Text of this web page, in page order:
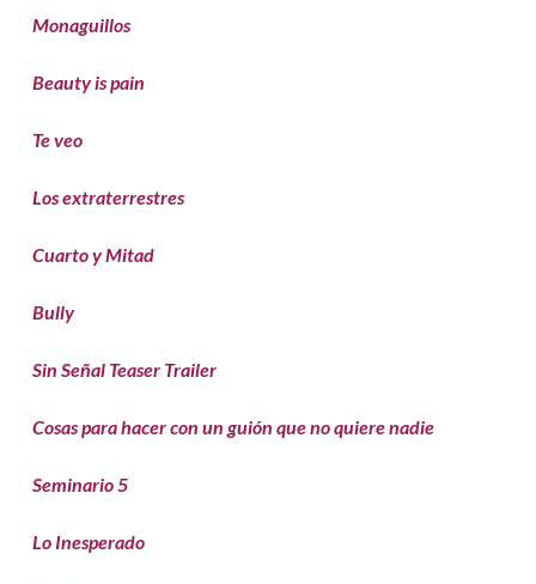
Monaguillos
Beauty is pain
Te veo
Los extraterrestres
Cuarto y Mitad
Bully
Sin Señal Teaser Trailer
Cosas para hacer con un guión que no quiere nadie
Seminario 5
Lo Inesperado